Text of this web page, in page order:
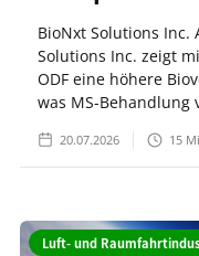
BioNxt Solutions Inc.
Solutions Inc. zeigt
ODF eine höhere
was MS-Behandlung
20.07.2026 15
Luft- und